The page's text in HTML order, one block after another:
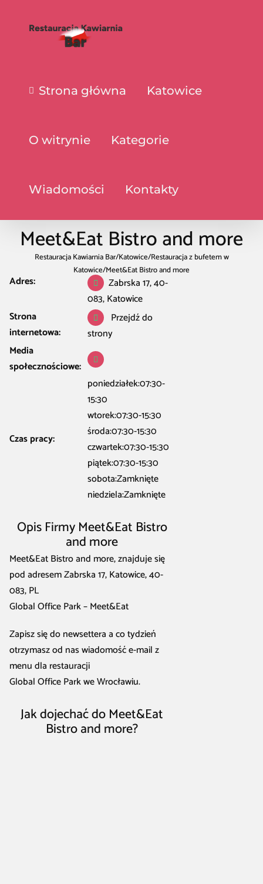
Strona główna Katowice
O witrynie Kategorie
Wiadomości Kontakty
Meet&Eat Bistro and more
Restauracja Kawiarnia Bar/Katowice/Restauracja z bufetem w
Katowice/Meet&Eat Bistro and more
Adres:
Zabrska 17, 40-
083, Katowice
Strona
internetowa:
Przejdź do
strony
Media
społecznościowe:
Czas pracy:
poniedziałek:07:30-
15:30
wtorek:07:30-15:30
środa:07:30-15:30
czwartek:07:30-15:30
piątek:07:30-15:30
sobota:Zamknięte
niedziela:Zamknięte
Opis Firmy Meet&Eat Bistro
and more
Meet&Eat Bistro and more, znajduje się
pod adresem Zabrska 17, Katowice, 40-
083, PL
Global Office Park – Meet&Eat
Zapisz się do newsettera a co tydzień
otrzymasz od nas wiadomość e-mail z
menu dla restauracji
Global Office Park we Wrocławiu.
Jak dojechać do Meet&Eat
Bistro and more?